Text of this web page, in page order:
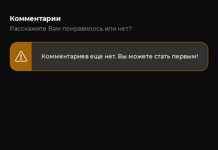
Комментарии
Расскажите Вам понравилось или нет?
Комментариев еще нет. Вы можете стать первым!